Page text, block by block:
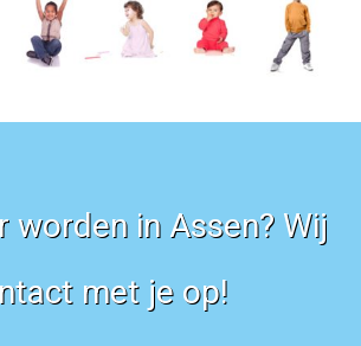
worden in Assen? Wij
met je op!